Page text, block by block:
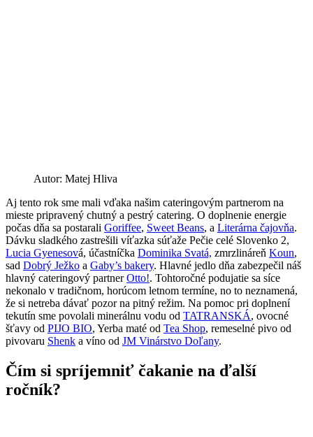
Autor: Matej Hliva
Aj tento rok sme mali vďaka našim cateringovým partnerom na
mieste pripravený chutný a pestrý catering. O doplnenie energie
počas dňa sa postarali Goriffee, Sweet Beans, a Literárna čajovňa.
Dávku sladkého zastrešili víťazka súťaže Pečie celé Slovenko 2,
Lucia Gyenesová, účastníčka Dominika Svatá, zmrzlináreň Koun,
sad Dobrý Ježko a Gaby’s bakery. Hlavné jedlo dňa zabezpečil náš
hlavný cateringový partnerOtto!. Tohtoročné podujatie sa síce
nekonalo v tradičnom, horúcom letnom termíne, no to neznamená,
že si netreba dávať pozor na pitný režim. Na pomoc pri doplnení
tekutín sme povolali minerálnu vodu od TATRANSKÁ, ovocné
šťavy od PIJO BIO, Yerba maté od Tea Shop, remeselné pivo od
pivovaru Shenk a víno od JM Vinárstvo Doľany.
Čím si spríjemniť čakanie na ďalší
ročník?